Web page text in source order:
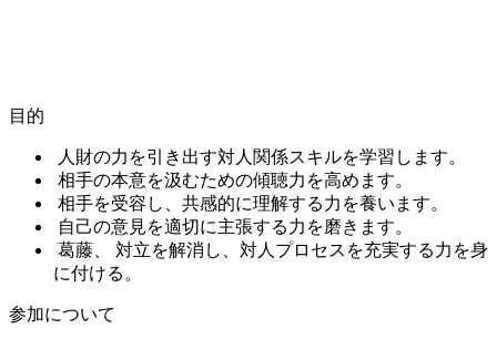
目的
人財の力を引き出す対人関係スキルを学習します。
相手の本意を汲むための傾聴力を高めます。
相手を受容し、共感的に理解する力を養います。
自己の意見を適切に主張する力を磨きます。
葛藤、 対立を解消し、対人プロセスを充実する力を身
に付ける。
参加について